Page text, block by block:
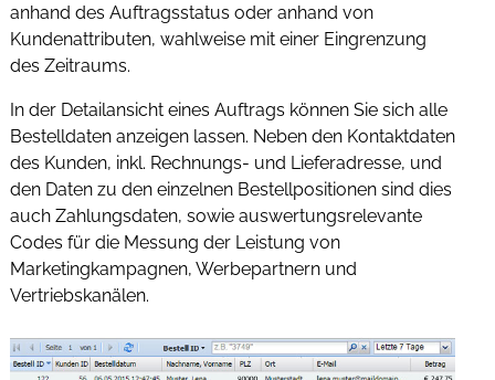
anhand des Auftragsstatus oder anhand von
Kundenattributen, wahlweise mit einer Eingrenzung
des Zeitraums.
In der Detailansicht eines Auftrags können Sie sich alle
Bestelldaten anzeigen lassen. Neben den Kontaktdaten
des Kunden, inkl. Rechnungs- und Lieferadresse, und
den Daten zu den einzelnen Bestellpositionen sind dies
auch Zahlungsdaten, sowie auswertungsrelevante
Codes für die Messung der Leistung von
Marketingkampagnen, Werbepartnern und
Vertriebskanälen.